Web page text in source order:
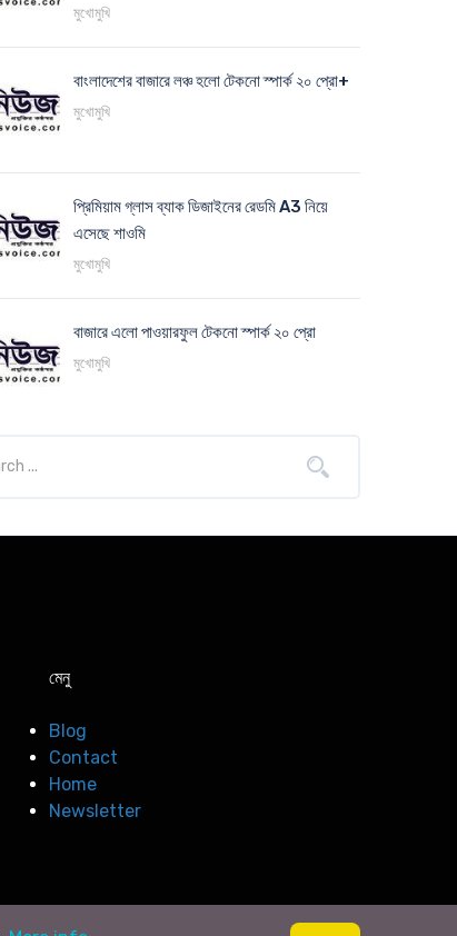
মুখোমুখি
বাংলাদেশের বাজারে লঞ্চ হলো টেকনো স্পার্ক ২০ প্রো+
মুখোমুখি
প্রিমিয়াম গ্লাস ব্যাক ডিজাইনের রেডমি A3 নিয়ে
এসেছে শাওমি
মুখোমুখি
বাজারে এলো পাওয়ারফুল টেকনো স্পার্ক ২০ প্রো
মুখোমুখি
মেনু
Blog
Contact
Home
Newsletter